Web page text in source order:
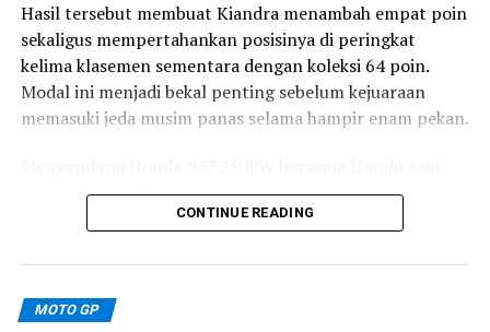
Hasil tersebut membuat Kiandra menambah empat poin
sekaligus mempertahankan posisinya di peringkat
kelima klasemen sementara dengan koleksi 64 poin.
Modal ini menjadi bekal penting sebelum kejuaraan
memasuki jeda musim panas selama hampir enam pekan.
Dream Racing Team, Kiandra memulai balapan dari grid
ke-12. Namun, start yang kurang sempurna membuat
banyak posisi dan tercecer hingga urutan ke-18 pada lap
pertama.
CONTINUE READING
MOTO GP